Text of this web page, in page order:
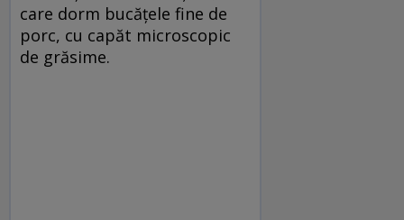
care dorm bucăţele fine de
porc, cu capăt microscopic
de grăsime.